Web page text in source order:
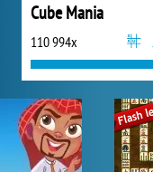
Cube Mania
110 994x